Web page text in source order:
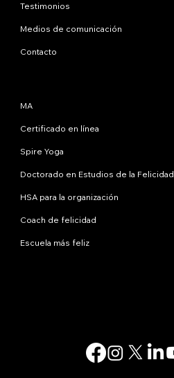
Testimonios
Medios de comunicación
Contacto
MA
Certificado en línea
Spire Yoga
Doctorado en Estudios de la Felicidad
HSA para la organización
Coach de felicidad
Escuela más feliz